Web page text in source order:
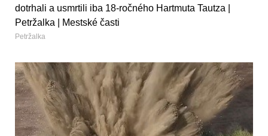
dotrhali a usmrtili iba 18-ročného Hartmuta Tautza |
Petržalka | Mestské časti
Petržalka